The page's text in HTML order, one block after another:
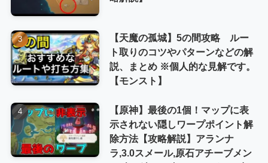
【天魔の孤城】5の間攻略 ルー
ト取りのコツやパターンなどの解
説、まとめ ※個人的な見解です。
【モンスト】
【原神】最後の1個！マップに表
示されない隠しワープポイント解
除方法【攻略解説】アランナ
ラ,3.0スメール,原石アチーブメン